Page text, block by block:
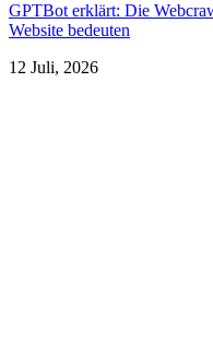
GPTBot erklärt: Die
Website bedeuten
12 Juli, 2026